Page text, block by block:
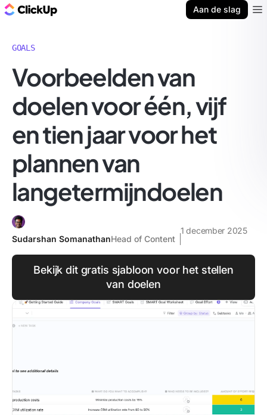
Aan de slag
GOALS
Voorbeelden van
doelen voor één, vijf
en tien jaar voor het
plannen van
langetermijndoelen
Sudarshan SomanathanHead of Content
1 december 2025
Bekijk dit gratis sjabloon voor het stellen
van doelen